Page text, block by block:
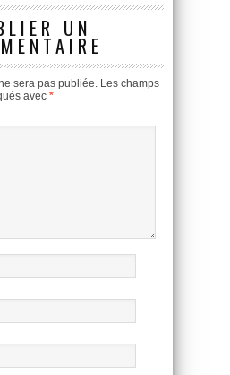
UN
sera pas publiée. Les champs
avec *